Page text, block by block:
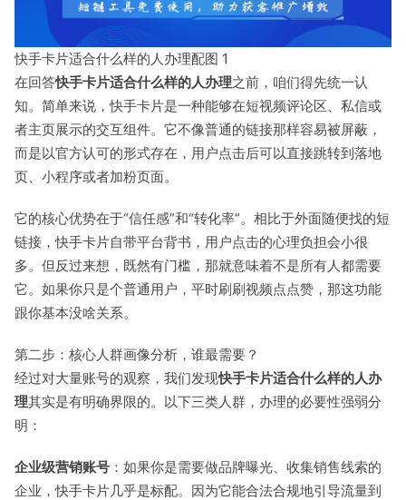
快手卡片适合什么样的人办理配图 1
在回答快手卡片适合什么样的人办理之前，咱们得先统一认
知。简单来说，快手卡片是一种能够在短视频评论区、私信或
者主页展示的交互组件。它不像普通的链接那样容易被屏蔽，
而是以官方认可的形式存在，用户点击后可以直接跳转到落地
页、小程序或者加粉页面。
它的核心优势在于“信任感”和“转化率”。相比于外面随便找的短
链接，快手卡片自带平台背书，用户点击的心理负担会小很
多。但反过来想，既然有门槛，那就意味着不是所有人都需要
它。如果你只是个普通用户，平时刷刷视频点点赞，那这功能
跟你基本没啥关系。
第二步：核心人群画像分析，谁最需要？
经过对大量账号的观察，我们发现快手卡片适合什么样的人办
理其实是有明确界限的。以下三类人群，办理的必要性强弱分
明：
企业级营销账号 ：如果你是需要做品牌曝光、收集销售线索的
企业，快手卡片几乎是标配。因为它能合法合规地引导流量到